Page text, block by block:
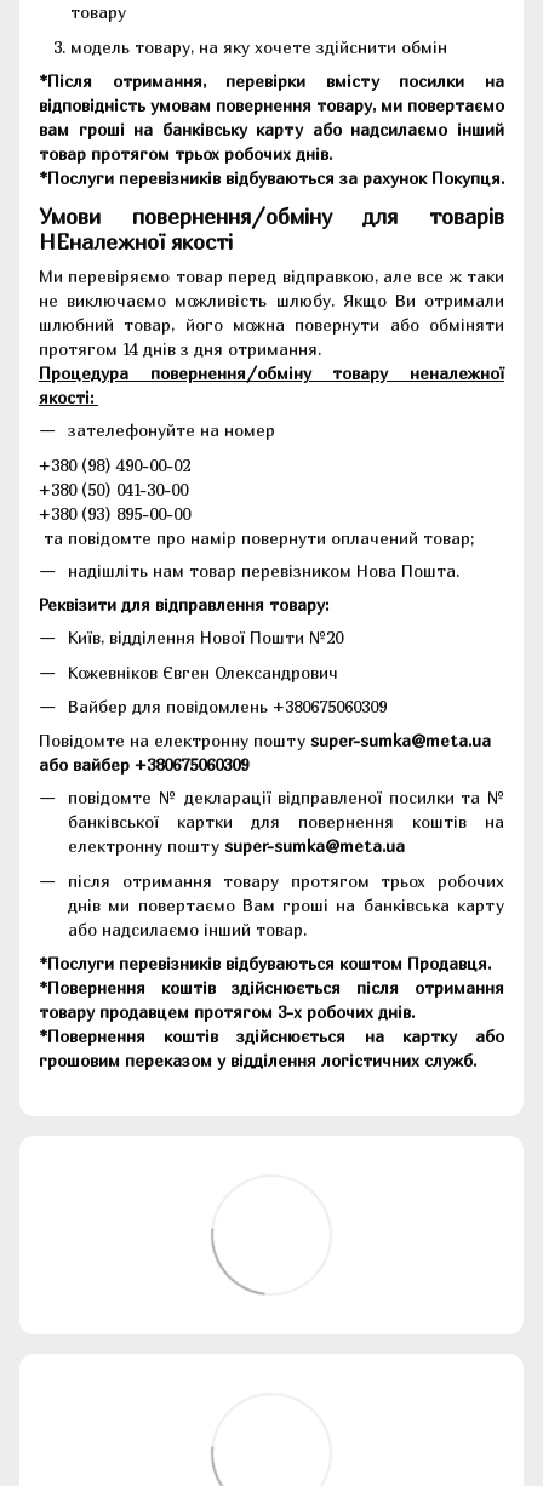
товару
модель товару, на яку хочете здійснити обмін
*Після отримання, перевірки вмісту посилки на
відповідність умовам повернення товару, ми повертаємо
вам гроші на банківську карту або надсилаємо інший
товар протягом трьох робочих днів.
*Послуги перевізників відбуваються за рахунок Покупця.
Умови повернення/обміну для товарів
НЕналежної якості
Ми перевіряємо товар перед відправкою, але все ж таки
не виключаємо можливість шлюбу. Якщо Ви отримали
шлюбний товар, його можна повернути або обміняти
протягом 14 днів з дня отримання.
Процедура повернення/обміну товару неналежної
якості:
зателефонуйте на номер
+380 (98) 490-00-02
+380 (50) 041-30-00
+380 (93) 895-00-00
та повідомте про намір повернути оплачений товар;
надішліть нам товар перевізником Нова Пошта.
Реквізити для відправлення товару:
Київ, відділення Нової Пошти №20
Кожевніков Євген Олександрович
Вайбер для повідомлень +380675060309
Повідомте на електронну пошту super-sumka@meta.ua
або вайбер +380675060309
повідомте № декларації відправленої посилки та №
банківської картки для повернення коштів на
електронну пошту super-sumka@meta.ua
після отримання товару протягом трьох робочих
днів ми повертаємо Вам гроші на банківська карту
або надсилаємо інший товар.
*Послуги перевізників відбуваються коштом Продавця.
*Повернення коштів здійснюється після отримання
товару продавцем протягом 3-х робочих днів.
*Повернення коштів здійснюється на картку або
грошовим переказом у відділення логістичних служб.